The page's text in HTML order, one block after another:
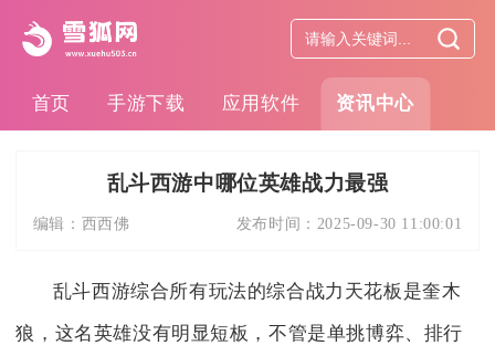
首页 手游下载 应用软件 资讯中心
乱斗西游中哪位英雄战力最强
编辑： 西西佛 发布时间： 2025-09-30 11:00:01
乱斗西游综合所有玩法的综合战力天花板是奎木
狼，这名英雄没有明显短板，不管是单挑博弈、排行